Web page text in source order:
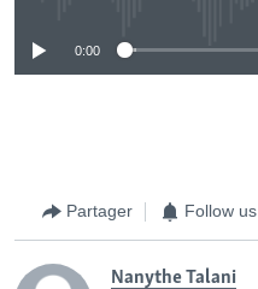
0:00
Partager Follow us
Nanythe Talani